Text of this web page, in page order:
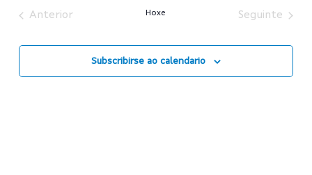
de
e
Anterior Hoxe Seguinte
Subscribirse ao calendario